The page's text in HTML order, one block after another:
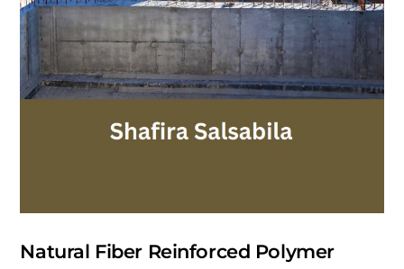
Natural Fiber Reinforced Polymer